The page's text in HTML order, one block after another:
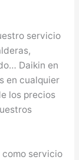
servicio
Daikin en
en cualquier
los precios
como servicio